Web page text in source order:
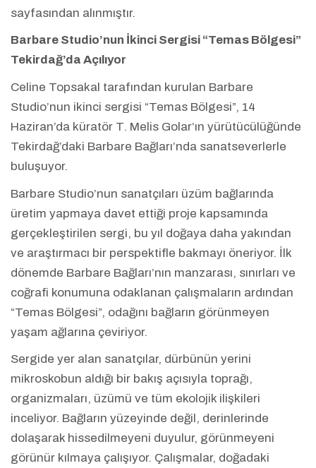
sayfasından alınmıştır.
Barbare Studio’nun İkinci Sergisi “Temas Bölgesi”
Tekirdağ’da Açılıyor
Celine Topsakal tarafından kurulan Barbare
Studio’nun ikinci sergisi “Temas Bölgesi”, 14
Haziran’da küratör T. Melis Golar’ın yürütücülüğünde
Tekirdağ’daki Barbare Bağları’nda sanatseverlerle
buluşuyor.
Barbare Studio’nun sanatçıları üzüm bağlarında
üretim yapmaya davet ettiği proje kapsamında
gerçekleştirilen sergi, bu yıl doğaya daha yakından
ve araştırmacı bir perspektifle bakmayı öneriyor. İlk
dönemde Barbare Bağları’nın manzarası, sınırları ve
coğrafi konumuna odaklanan çalışmaların ardından
“Temas Bölgesi”, odağını bağların görünmeyen
yaşam ağlarına çeviriyor.
Sergide yer alan sanatçılar, dürbünün yerini
mikroskobun aldığı bir bakış açısıyla toprağı,
organizmaları, üzümü ve tüm ekolojik ilişkileri
inceliyor. Bağların yüzeyinde değil, derinlerinde
dolaşarak hissedilmeyeni duyulur, görünmeyeni
görünür kılmaya çalışıyor. Çalışmalar, doğadaki